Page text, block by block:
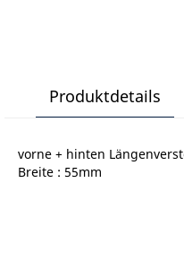
Produktdetails
vorne + hinten
Breite : 55mm